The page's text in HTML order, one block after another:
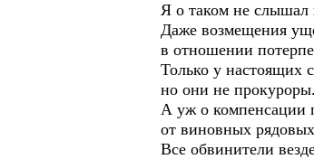
Я о таком не слышал
Даже возмещения
в отношении
Только у настоящих
но они не прокуроры.
А уж о компенсации
от виновных
Все обвинители